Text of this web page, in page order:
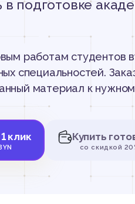
подготовке
работам студентов
специальностей.
материал к
клик Купить
со скидкой